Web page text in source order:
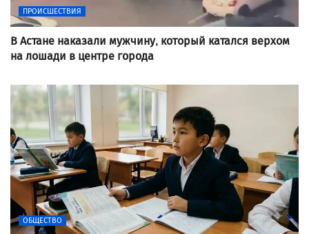
ПРОИСШЕСТВИЯ
В Астане наказали мужчину, который катался верхом
на лошади в центре города
ОБЩЕСТВО